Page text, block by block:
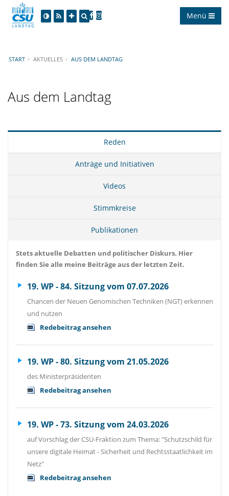
Menü
START AKTUELLES AUS DEM LANDTAG
Aus dem Landtag
Reden
Anträge und Initiativen
Videos
Stimmkreise
Publikationen
Stets aktuelle Debatten und politischer Diskurs. Hier
finden Sie alle meine Beiträge aus der letzten Zeit.
19. WP - 84. Sitzung vom 07.07.2026
Chancen der Neuen Genomischen Techniken (NGT) erkennen
und nutzen
Redebeitrag ansehen
19. WP - 80. Sitzung vom 21.05.2026
des Ministerpräsidenten
Redebeitrag ansehen
19. WP - 73. Sitzung vom 24.03.2026
auf Vorschlag der CSU-Fraktion zum Thema: "Schutzschild für
unsere digitale Heimat - Sicherheit und Rechtsstaatlichkeit im
Netz"
Redebeitrag ansehen